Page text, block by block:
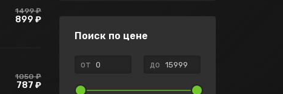
1499 ₽
899 ₽
1050 ₽
787 ₽
Поиск по цене
от до